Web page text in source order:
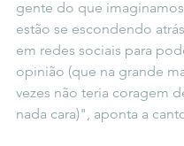
gente do que
estão se escondendo
em redes sociais para
opinião (que na grande
vezes não teria coragem
nada cara)", aponta a